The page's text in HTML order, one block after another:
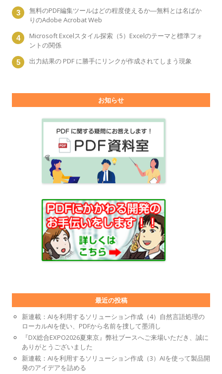
無料のPDF編集ツールはどの程度使えるか―無料とは名ばか
りのAdobe Acrobat Web
Microsoft Excelスタイル探索（5）Excelのテーマと標準フォ
ントの関係
出力結果の PDF に勝手にリンクが作成されてしまう現象
お知らせ
最近の投稿
新連載：AIを利用するソリューション作成（4）自然言語処理の
ローカルAIを使い、PDFから名前を捜して墨消し
『DX総合EXPO2026夏東京』弊社ブースへご来場いただき、誠に
ありがとうございました
新連載：AIを利用するソリューション作成（3）AIを使って製品開
発のアイデアを詰める